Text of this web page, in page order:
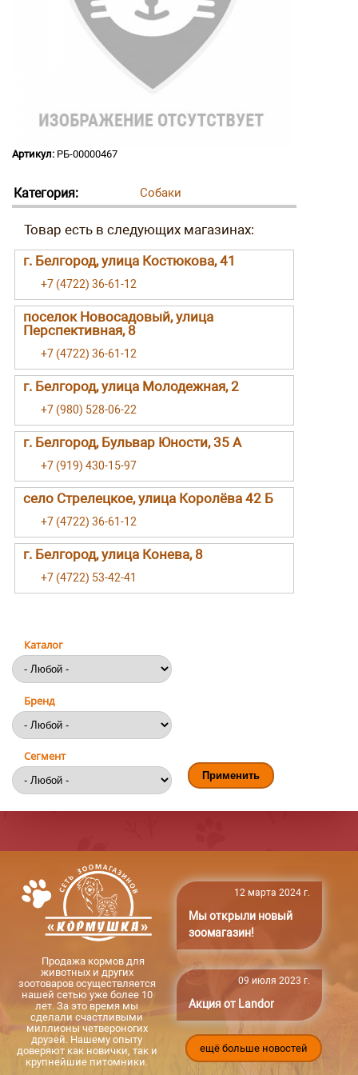
Артикул: РБ-00000467
Категория: Собаки
г. Белгород, улица Костюкова, 41
+7 (4722) 36-61-12
поселок Новосадовый, улица
Перспективная, 8
+7 (4722) 36-61-12
г. Белгород, улица Молодежная, 2
+7 (980) 528-06-22
г. Белгород, Бульвар Юности, 35 А
+7 (919) 430-15-97
село Стрелецкое, улица Королёва 42 Б
+7 (4722) 36-61-12
г. Белгород, улица Конева, 8
+7 (4722) 53-42-41
Каталог
Бренд
Сегмент
Продажа кормов для
животных и других
зоотоваров осуществляется
нашей сетью уже более 10
лет. За это время мы
сделали счастливыми
миллионы четвероногих
друзей. Нашему опыту
доверяют как новички, так и
крупнейшие питомники.
12 марта 2024 г.
Мы открыли новый
зоомагазин!
09 июля 2023 г.
Акция от Landor
ещё больше новостей